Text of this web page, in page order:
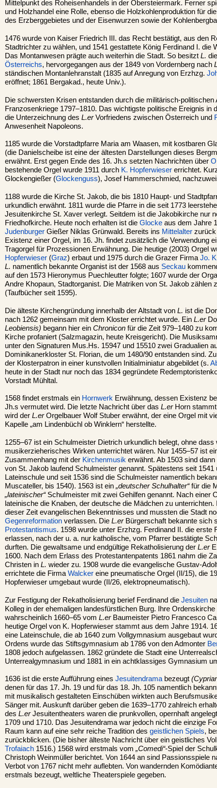
Mittelpunkt des Roheisenhandels in der Obersteiermark. Ferner
und Holzhandel eine Rolle, ebenso die Holzkohlenproduktion für
des Erzberggebietes und der Eisenwurzen sowie der
1476 wurde von Kaiser Friedrich III. das Recht bestätigt, aus den
Stadtrichter zu wählen, und 1541 gestattete König Ferdinand I. die
Das Montanwesen prägte auch weiterhin die Stadt. So besitzt L.
Österreichs, hervorgegangen aus der 1849 von Vordernberg nach
ständischen Montanlehranstalt (1835 auf Anregung von Erzhzg.
eröffnet; 1861 Bergakad., heute Univ.).
Die schwersten Krisen entstanden durch die militärisch-politischen
Franzosenkriege 1797–1810. Das wichtigste politische Ereignis in
die Unterzeichnung des L.erVorfriedens zwischen Österreich und
Anwesenheit Napoleons.
1185 wurde die Vorstadtpfarre Maria am Waasen, mit kostbaren
(die Danielscheibe ist eine der ältesten Darstellungen dieses
erwähnt. Erst gegen Ende des 16. Jh.s setzten Nachrichten über
bestehende Orgel wurde 1911 durch K. Hopferwieser errichtet.
Glockengießer (Glockenguss), Josef Hammerschmied,
1188 wurde die Kirche St. Jakob, die bis 1810 Haupt- und
urkundlich erwähnt. 1811 wurde die Pfarre in die seit 1773
Jesuitenkirche St. Xaver verlegt. Seitdem ist die Jakobikirche nur
Friedhofkirche. Heute noch erhalten ist die Glocke aus dem Jahre
Judenburger Gießer Niklas Grünwald. Bereits ins Mittelalter zurück
Existenz einer Orgel, im 16. Jh. findet zusätzlich die Verwendung
Tragorgel für Prozessionen Erwähnung. Die heutige (2003) Orgel
Hopferwieser (Graz) erbaut und 1975 durch die Grazer Firma Jo.
L. namentlich bekannte Organist ist der 1568 aus Seckau
auf den 1573 Hieronymus Puechleutter folgte; 1607 wurde der
Andre Khopaun, Stadtorganist. Die Matriken von St. Jakob zählen
(Taufbücher seit 1595).
Die älteste Kirchengründung innerhalb der Altstadt von L. ist die
nach 1262 gemeinsam mit dem Kloster errichtet wurde. Ein L.er
Leobiensis) begann hier ein Chronicon für die Zeit 979–1480 zu
Kirche profaniert (Salzmagazin, heute Kreisgericht). Die
unter den Signaturen Mus.Hs. 15947 und 15510 zwei Gradualien
Dominikanerkloster St. Florian, die um 1480/90 entstanden sind.
der Klosterpatron in einer kunstvollen Initialminiatur abgebildet (s.
heute in der Stadt nur noch das 1834 gegründete
Vorstadt Mühltal.
1568 findet erstmals ein Hornwerk Erwähnung, dessen Existenz
Jh.s vermutet wird. Die letzte Nachricht über das L.erHorn stammt
wird der L.erOrgelbauer Wolf Stuber erwähnt, der eine Orgel mit
Kapelle „am Lindenbüchl ob Winklern“ herstellte.
1255–67 ist ein Schulmeister Dietrich urkundlich belegt, ohne dass
musikerzieherisches Wirken unterrichtet wären. Nur 1455–57 ist
Zusammenhang mit der Kirchenmusik erwähnt. Ab 1503 sind
von St. Jakob laufend Schulmeister genannt. Spätestens seit 1541
Lateinschule und seit 1536 sind die Schulmeister namentlich
Muscateller, bis 1540). 1563 ist ein „deutscher Schulhalter“für die
„lateinischer“Schulmeister mit zwei Gehilfen genannt. Nach einer
lateinische die Knaben, der deutsche die Mädchen zu
dieser Zeit evangelischen Bekenntnisses und mussten die Stadt
Gegenreformation verlassen. Die L.erBürgerschaft bekannte sich
Protestantismus. 1598 wurde unter Erzhzg. Ferdinand II. die erste
erlassen, nach der u. a. nur katholische, vom Pfarrer bestätigte
durften. Die gewaltsame und endgültige Rekatholisierung der L.er
1600. Nach dem Erlass des Protestantenpatents 1861 nahm die
Christen in L. wieder zu. 1908 wurde die evangelische Gustav-
errichtete die Firma Walcker eine pneumatische Orgel (II/15), die
Hopferwieser umgebaut wurde (II/26, elektropneumatisch).
Zur Festigung der Rekatholisierung berief Ferdinand die Jesuiten
Kolleg in der ehemaligen landesfürstlichen Burg. Ihre
wahrscheinlich 1660–65 vom L.erBaumeister Pietro Francesco
heutige Orgel von K. Hopferwieser stammt aus dem Jahre 1914.
eine Lateinschule, die ab 1640 zum Vollgymnasium ausgebaut
Ordens wurde das Stiftsgymnasium ab 1786 von den Admonter
1808 jedoch aufgelassen. 1862 gründete die Stadt eine
Unterrealgymnasium und 1881 in ein achtklassiges Gymnasium
1636 ist die erste Aufführung eines Jesuitendramabezeugt
denen für das 17. Jh. 19 und für das 18. Jh. 105 namentlich
mit musikalisch gestalteten Einschüben wirkten auch
Sänger mit. Auskunft darüber geben die 1639–1770 zahlreich
des L.erJesuitentheaters waren die prunkvollen, opernhaft
1709 und 1710. Das Jesuitendrama war jedoch nicht die einzige
Raum kann auf eine sehr reiche Tradition des geistlichen Spiels,
zurückblicken. (Die bisher älteste Nachricht über ein geistliches
Trofaiach 1516.) 1568 wird erstmals vom „Comedi“-Spiel der
Christoph Weinmüller berichtet. Von 1644 an sind Passionsspiele
Verbot von 1767 nicht mehr auflebten. Von wandernden
erstmals bezeugt, weltliche Theaterspiele gegeben.